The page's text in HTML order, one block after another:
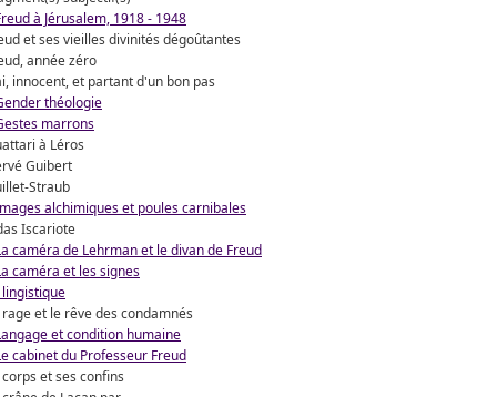
à Jérusalem, 1918 - 1948
et ses vieilles divinités dégoûtantes
année zéro
innocent, et partant d'un bon pas
théologie
marrons
à Léros
Guibert
Straub
alchimiques et poules carnibales
Iscariote
caméra de Lehrman et le divan de Freud
caméra et les signes
lingistique
rage et le rêve des condamnés
et condition humaine
cabinet du Professeur Freud
corps et ses confins